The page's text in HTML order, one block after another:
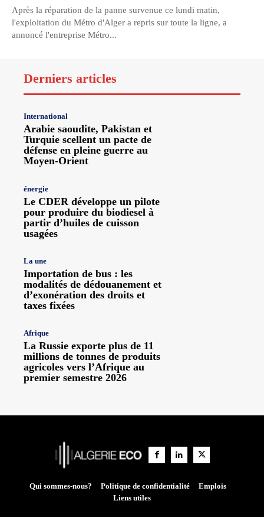
Après la réparation de la panne survenue ce lundi matin,
l'exploitation du Métro d'Alger a repris sur toute la ligne, a
annoncé l'entreprise Métro...
Derniers articles
International
Arabie saoudite, Pakistan et
Turquie scellent un pacte de
défense en pleine guerre au
Moyen-Orient
énergie
Le CDER développe un pilote
pour produire du biodiesel à
partir d’huiles de cuisson
usagées
La une
Importation de bus : les
modalités de dédouanement et
d’exonération des droits et
taxes fixées
Afrique
La Russie exporte plus de 11
millions de tonnes de produits
agricoles vers l’Afrique au
premier semestre 2026
Qui sommes-nous? Politique de confidentialité
Emplois
Liens utiles